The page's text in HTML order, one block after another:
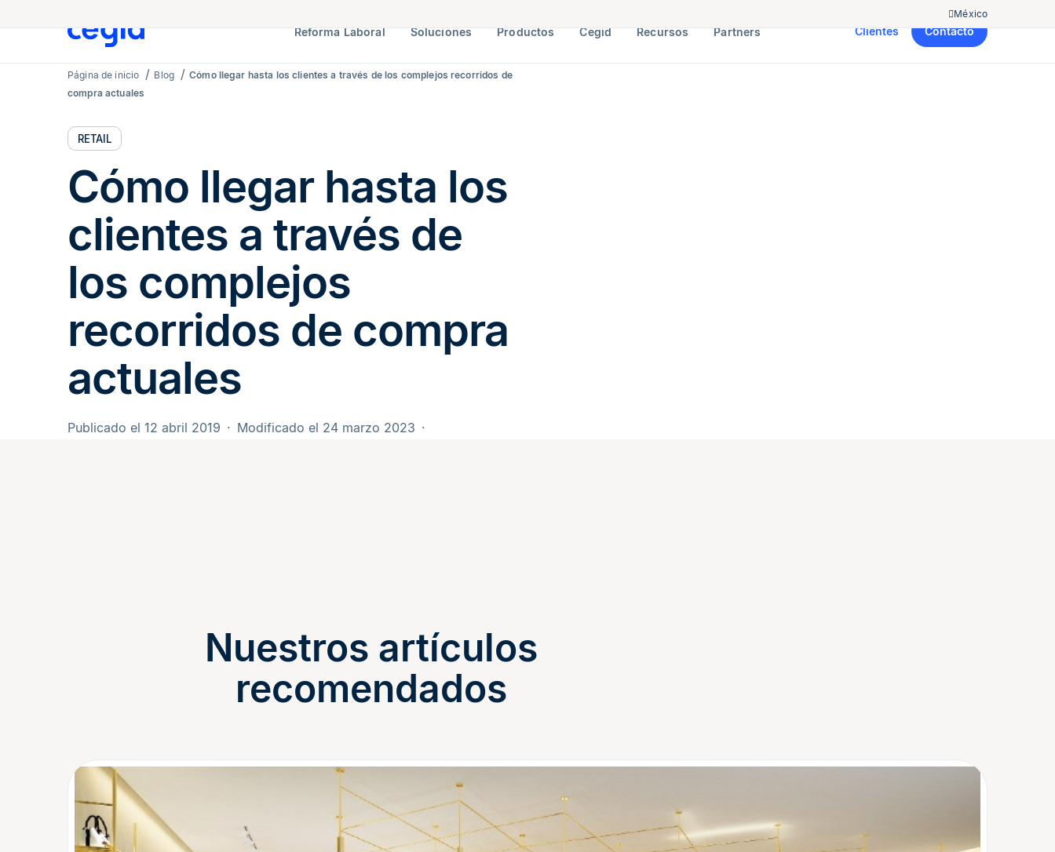
México
Reforma Laboral Soluciones Productos Cegid Recursos Partners Clientes Contacto
Página de inicio Blog
Cómo llegar hasta los clientes a través de los complejos recorridos de
compra actuales
RETAIL
Cómo llegar hasta los
clientes a través de
los complejos
recorridos de compra
actuales
Publicado el 12 abril 2019 Modificado el 24 marzo 2023
Nuestros artículos
recomendados